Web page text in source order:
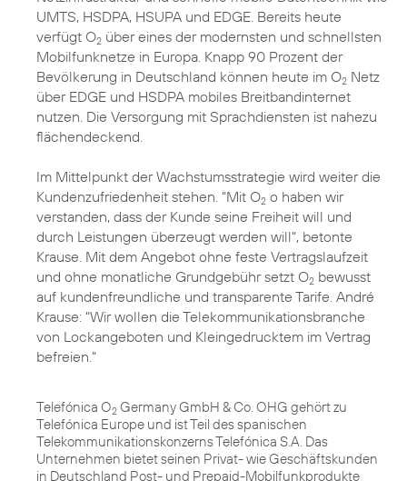
UMTS, HSDPA, HSUPA und EDGE. Bereits heute
verfügt O2 über eines der modernsten und schnellsten
Mobilfunknetze in Europa. Knapp 90 Prozent der
Bevölkerung in Deutschland können heute im O2 Netz
über EDGE und HSDPA mobiles Breitbandinternet
nutzen. Die Versorgung mit Sprachdiensten ist nahezu
flächendeckend.
Im Mittelpunkt der Wachstumsstrategie wird weiter die
Kundenzufriedenheit stehen. "Mit O2 o haben wir
verstanden, dass der Kunde seine Freiheit will und
durch Leistungen überzeugt werden will", betonte
Krause. Mit dem Angebot ohne feste Vertragslaufzeit
und ohne monatliche Grundgebühr setzt O2 bewusst
auf kundenfreundliche und transparente Tarife. André
Krause: "Wir wollen die Telekommunikationsbranche
von Lockangeboten und Kleingedrucktem im Vertrag
befreien."
Telefónica O2 Germany GmbH & Co. OHG gehört zu
Telefónica Europe und ist Teil des spanischen
Telekommunikationskonzerns Telefónica S.A. Das
Unternehmen bietet seinen Privat- wie Geschäftskunden
in Deutschland Post- und Prepaid-Mobilfunkprodukte